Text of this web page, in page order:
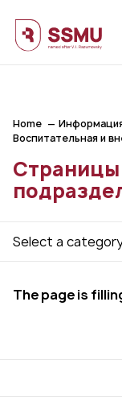
Home
Воспитательная и
Страницы
Select a
The page is